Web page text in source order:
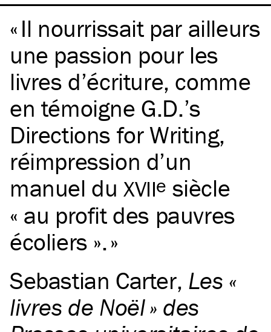
Il nourrissait par ailleurs
une passion pour les
livres d’écriture, comme
en témoigne G.D.’s
Directions for Writing,
réimpression d’un
manuel duXVIIe siècle
« au profit des pauvres
écoliers ».
Sebastian Carter, Les «
livres de Noël » des